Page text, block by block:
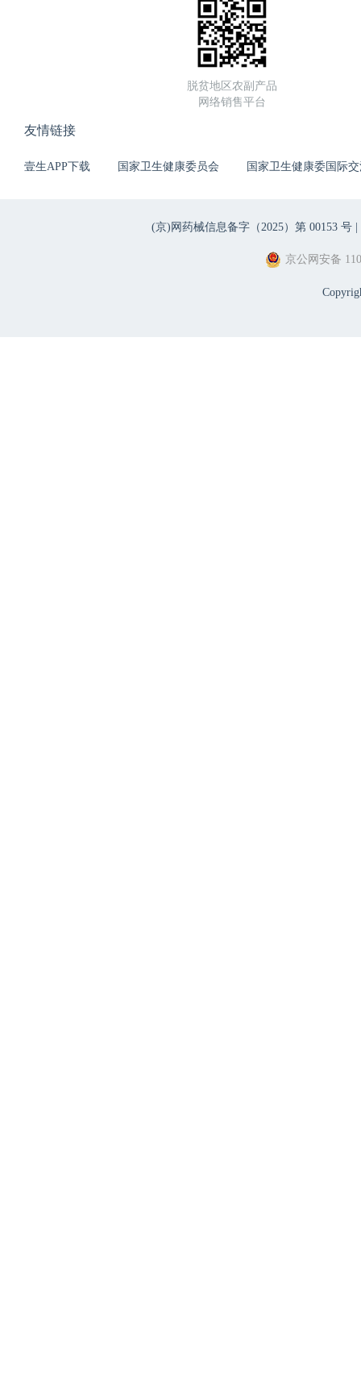
脱贫地区农副产品
网络销售平台
友情链接
壹生APP下载 国家卫生健康委员会 国家卫生健康委国际
(京)网药械信息备字（2025）第 00153 号 |
京公网安备